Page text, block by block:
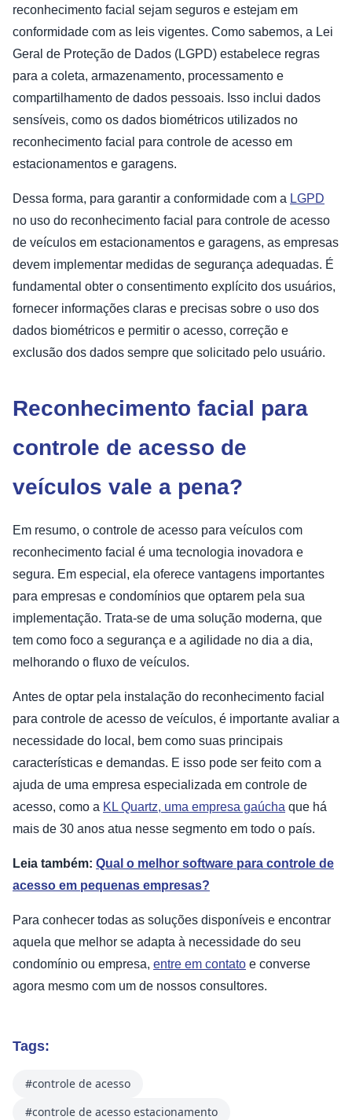
reconhecimento facial sejam seguros e estejam em
conformidade com as leis vigentes. Como sabemos, a Lei
Geral de Proteção de Dados (LGPD) estabelece regras
para a coleta, armazenamento, processamento e
compartilhamento de dados pessoais. Isso inclui dados
sensíveis, como os dados biométricos utilizados no
reconhecimento facial para controle de acesso em
estacionamentos e garagens.
Dessa forma, para garantir a conformidade com a LGPD
no uso do reconhecimento facial para controle de acesso
de veículos em estacionamentos e garagens, as empresas
devem implementar medidas de segurança adequadas. É
fundamental obter o consentimento explícito dos usuários,
fornecer informações claras e precisas sobre o uso dos
dados biométricos e permitir o acesso, correção e
exclusão dos dados sempre que solicitado pelo usuário.
Reconhecimento facial para
controle de acesso de
veículos vale a pena?
Em resumo, o controle de acesso para veículos com
reconhecimento facial é uma tecnologia inovadora e
segura. Em especial, ela oferece vantagens importantes
para empresas e condomínios que optarem pela sua
implementação. Trata-se de uma solução moderna, que
tem como foco a segurança e a agilidade no dia a dia,
melhorando o fluxo de veículos.
Antes de optar pela instalação do reconhecimento facial
para controle de acesso de veículos, é importante avaliar a
necessidade do local, bem como suas principais
características e demandas. E isso pode ser feito com a
ajuda de uma empresa especializada em controle de
acesso, como a KL Quartz, uma empresa gaúcha que há
mais de 30 anos atua nesse segmento em todo o país.
Leia também: Qual o melhor software para controle de
acesso em pequenas empresas?
Para conhecer todas as soluções disponíveis e encontrar
aquela que melhor se adapta à necessidade do seu
condomínio ou empresa, entre em contato e converse
agora mesmo com um de nossos consultores.
Tags:
#controle de acesso
#controle de acesso estacionamento